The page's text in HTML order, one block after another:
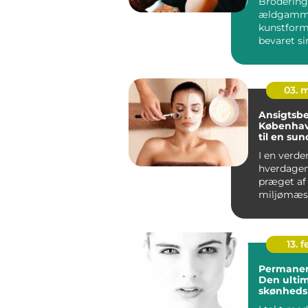
bevaret
03.
til en
I en
præget af
være en
13.
Den